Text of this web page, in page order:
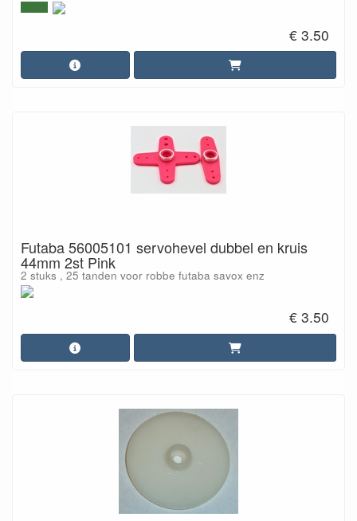
€ 3.50
Futaba 56005101 servohevel dubbel en kruis
44mm 2st Pink
2 stuks , 25 tanden voor robbe futaba savox enz
€ 3.50